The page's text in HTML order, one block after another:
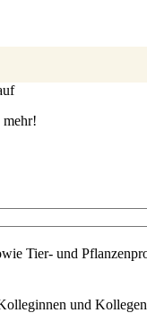
mehr!
Tier- und
und